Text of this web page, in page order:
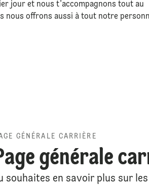
jour et nous t’accompagnons tout au
nous offrons aussi à tout notre
GÉNÉRALE CARRIÈRE
générale
souhaites en savoir plus sur